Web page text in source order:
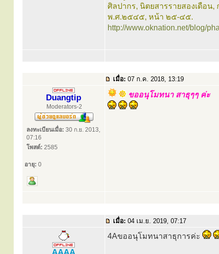
ศิลปากร, นิตยสารรายสองเดือน
พ.ศ.๒๕๔๕, หน้า ๒๕-๔๕.
http://www.oknation.net/blog/
เมื่อ: 07 ก.ค. 2018, 13:19
Duangtip
Moderators-2
ลงทะเบียนเมื่อ: 30 ก.ย. 2013,
07:16
โพสต์: 2585
อายุ: 0
ขออนุโมทนา สาธุๆๆ ค่ะ
เมื่อ: 04 เม.ย. 2019, 07:17
4Aขออนุโมทนาสาธุการค่ะ